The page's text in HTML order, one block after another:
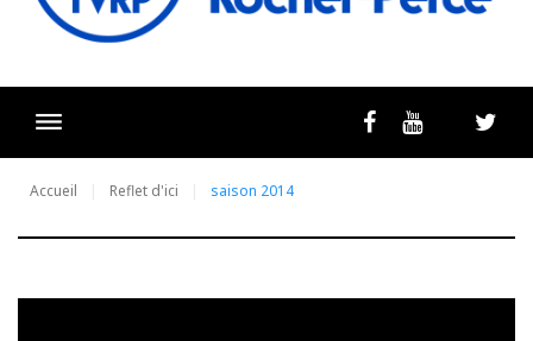
FacebookYoutubeLivestream
Accueil Reflet d'ici saison 2014
Catégorie :